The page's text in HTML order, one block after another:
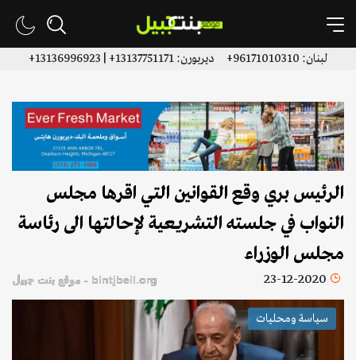
لبنان: 96171010310+ ديربورن: 13137751171+ | 13136996923+
الرئيس بري وقع القوانين التي اقرها مجلس
النواب في جلسته التشريعية لإحالتها الى رئاسة
مجلس الوزراء
23-12-2020 bintjbeil.org - موقع بنت جبيل
سياسة ومحليات